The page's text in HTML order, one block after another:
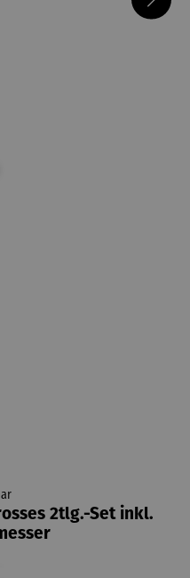
2tlg.-Set inkl.